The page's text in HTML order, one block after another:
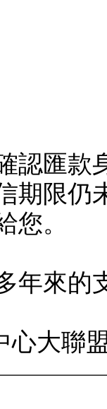
認匯款
期限仍
您。
年來的
心大